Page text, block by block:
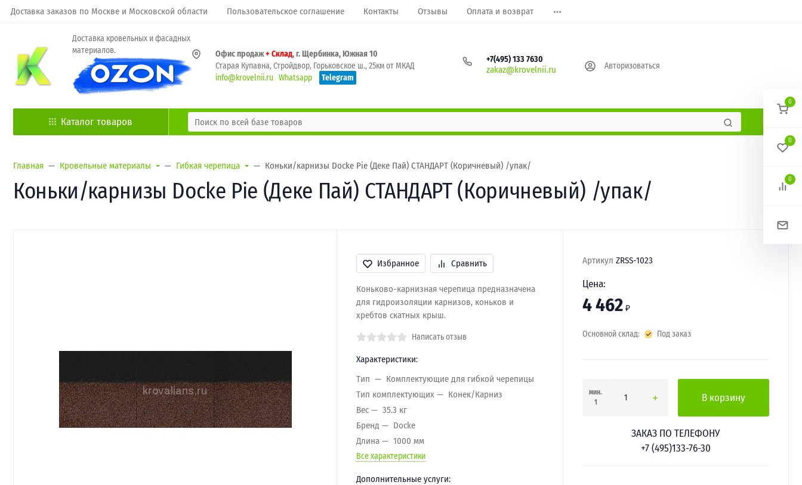
Доставка заказов по Москве и Московской области Пользовательское соглашение Контакты Отзывы Оплата и возврат
Доставка кровельных и фасадных
материалов.
Офис продаж+ Склад, г. Щербинка, Южная 10
Старая Купавна, Стройдвор, Горьковское ш., 25км от МКАД
info@krovelnii.ru Whatsapp Telegram
+7(495) 133 7630
zakaz@krovelnii.ru Авторизоваться
Каталог товаров
Главная Кровельные материалы Гибкая черепица Коньки/карнизы Docke Pie (Деке Пай) СТАНДАРТ (Коричневый) /упак/
Коньки/карнизы Docke Pie (Деке Пай) СТАНДАРТ (Коричневый) /упак/
Избранное Сравнить
Коньково-карнизная черепица предназначена
для гидроизоляции карнизов, коньков и
хребтов скатных крыш.
Написать отзыв
Характеристики:
Тип
Комплектующие для гибкой черепицы
Тип комплектующих
Конек/Карниз
Вес
35.3 кг
Бренд
Docke
Длина
1000 мм
Все характеристики
Дополнительные услуги:
Артикул ZRSS-1023
Цена:
4 462 ₽
Основной склад: Под заказ
мин.
1
В корзину
ЗАКАЗ ПО ТЕЛЕФОНУ
+7 (495)133-76-30
0
0
0